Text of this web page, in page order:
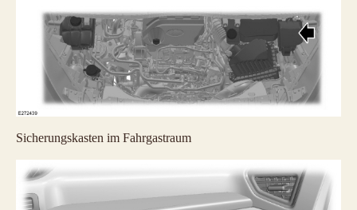
Sicherungskasten im Fahrgastraum